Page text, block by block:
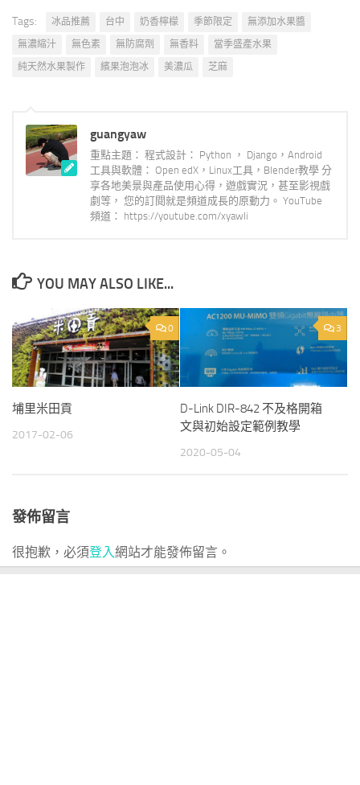
Tags: 冰品推薦 台中 奶香檸檬 季節限定
無添加水果醬
無濃縮汁
無色素 無防腐劑 無香料
當季盛產水果
純天然水果製作
繽果泡泡冰 美濃瓜 芝麻
guangyaw
重點主題： 程式設計： Python ， Django，Android
工具與軟體： Open edX，Linux工具，Blender教學 分
享各地美景與產品使用心得，遊戲實況，甚至影視戲
劇等， 您的訂閱就是頻道成長的原動力。 YouTube
頻道： https://youtube.com/xyawli
YOU MAY ALSO LIKE...
0
埔里米田貢
2017-02-06
3
D-Link DIR-842 不及格開箱
文與初始設定範例教學
2020-05-04
發佈留言
很抱歉，必須登入網站才能發佈留言。